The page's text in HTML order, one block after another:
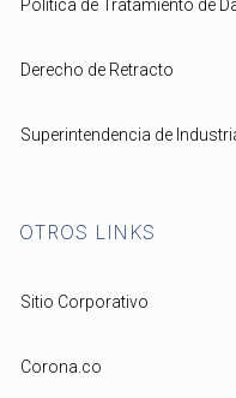
Política de Tratamiento de
Derecho de Retracto
Superintendencia de
OTROS LINKS
Sitio Corporativo
Corona.co